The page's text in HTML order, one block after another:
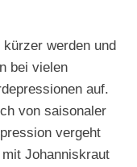
werden und
bei vielen
auf.
von saisonaler
vergeht
Johanniskraut